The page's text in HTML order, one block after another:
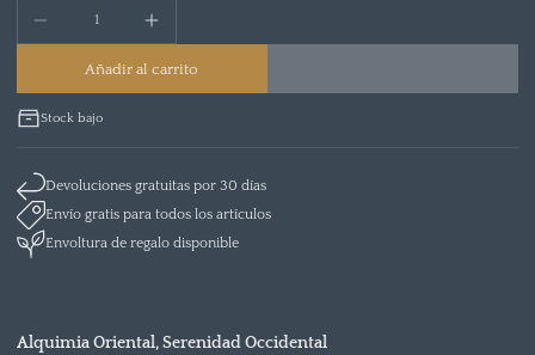
Añadir al carrito
Stock bajo
Devoluciones gratuitas por 30 días
Envío gratis para todos los artículos
Envoltura de regalo disponible
Alquimia Oriental, Serenidad Occidental